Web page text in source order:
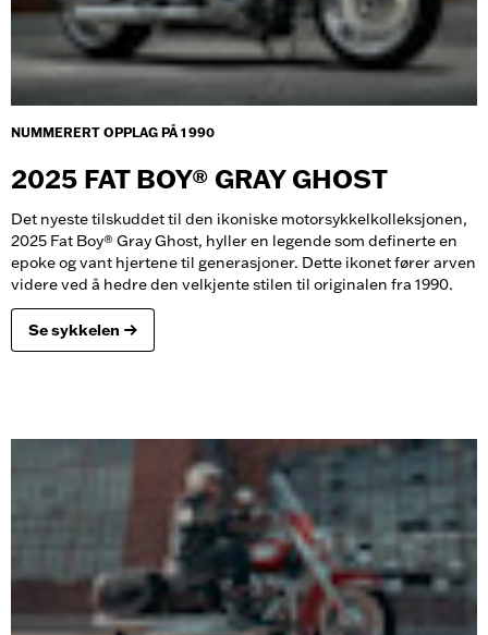
NUMMERERT OPPLAG PÅ 1 990
2025 FAT BOY® GRAY GHOST
Det nyeste tilskuddet til den ikoniske motorsykkelkolleksjonen,
2025 Fat Boy® Gray Ghost, hyller en legende som definerte en
epoke og vant hjertene til generasjoner. Dette ikonet fører arven
videre ved å hedre den velkjente stilen til originalen fra 1990.
Se sykkelen